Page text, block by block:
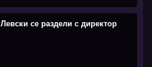
Левски се раздели с директор